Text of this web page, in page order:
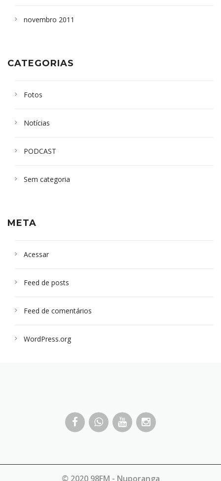
novembro 2011
CATEGORIAS
Fotos
Notícias
PODCAST
Sem categoria
META
Acessar
Feed de posts
Feed de comentários
WordPress.org
© 2020 98FM - Nuporanga